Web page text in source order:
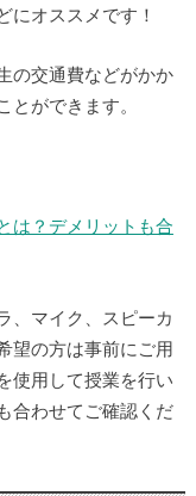
にオススメです！
の交通費などがかか
とができます。
は？デメリットも合
、マイク、スピーカ
望の方は事前にご用
使用して授業を行い
合わせてご確認くだ